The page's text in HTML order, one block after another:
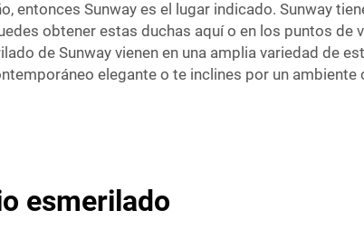
Sunway es el lugar indicado. Sunway
obtener estas duchas aquí o en los puntos de
de Sunway vienen en una amplia variedad de
elegante o te inclines por un
esmerilado